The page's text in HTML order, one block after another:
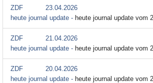
ZDF
23.04.2026
heute journal update - heute journal update vom 23.
ZDF
21.04.2026
heute journal update - heute journal update vom 21.
ZDF
20.04.2026
heute journal update - heute journal update vom 20.